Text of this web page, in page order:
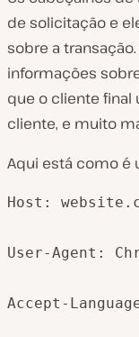
de solicitação e
sobre a
informações
que o cliente final
cliente, e muito
Aqui está como é
Host:
User-Agent:
Accept-